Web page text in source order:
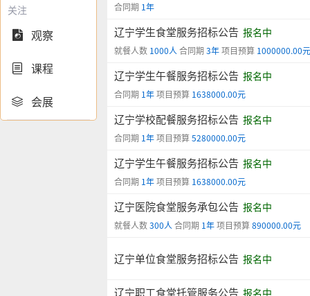
关注
 观察
 课程
 会展
合同期 1年
辽宁学生食堂服务招标公告 报名中
就餐人数 1000人 合同期 3年项目预算 1000000.00元
辽宁学生午餐服务招标公告 报名中
合同期 1年项目预算 1638000.00元
辽宁学校配餐服务招标公告 报名中
合同期 1年项目预算5280000.00元
辽宁学生午餐服务招标公告 报名中
合同期 1年项目预算 1638000.00元
辽宁医院食堂服务承包公告 报名中
就餐人数300人 合同期 1年项目预算890000.00元
辽宁单位食堂服务招标公告 报名中
辽宁职工食堂托管服务公告 报名中